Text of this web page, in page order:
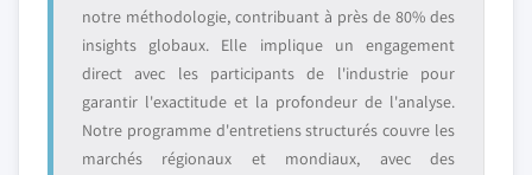
notre méthodologie, contribuant à près de 80% des
insights globaux. Elle implique un engagement
direct avec les participants de l'industrie pour
garantir l'exactitude et la profondeur de l'analyse.
Notre programme d'entretiens structurés couvre les
marchés régionaux et mondiaux, avec des